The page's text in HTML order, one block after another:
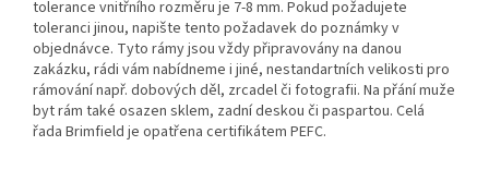
tolerance vnitřního rozměru je 7-8 mm. Pokud požadujete
toleranci jinou, napište tento požadavek do poznámky v
objednávce. Tyto rámy jsou vždy připravovány na danou
zakázku, rádi vám nabídneme i jiné, nestandartních velikosti pro
rámování např. dobových děl, zrcadel či fotografii. Na přání muže
byt rám také osazen sklem, zadní deskou či paspartou. Celá
řada Brimfield je opatřena certifikátem PEFC.